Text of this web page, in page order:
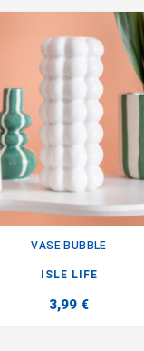
VASE BUBBLE
ISLE LIFE
3,99 €